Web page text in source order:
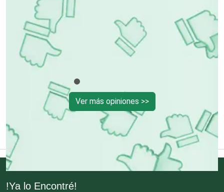
Control de Plagas
Conversiones Automotrices
Copiadoras
Cortinas, Persianas y Alfombras
Cremerías y Salchichonerías
Cristalerías
Ver más opiniones >>
!Ya lo Encontré!